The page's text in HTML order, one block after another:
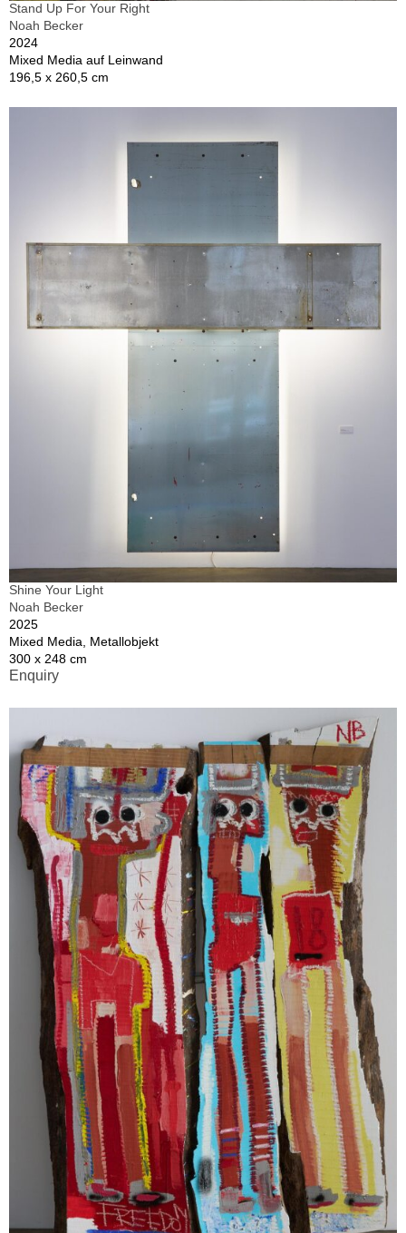
Stand Up For Your Right
Noah Becker
2024
Mixed Media auf Leinwand
196,5 x 260,5 cm
Shine Your Light
Noah Becker
2025
Mixed Media, Metallobjekt
300 x 248 cm
Enquiry